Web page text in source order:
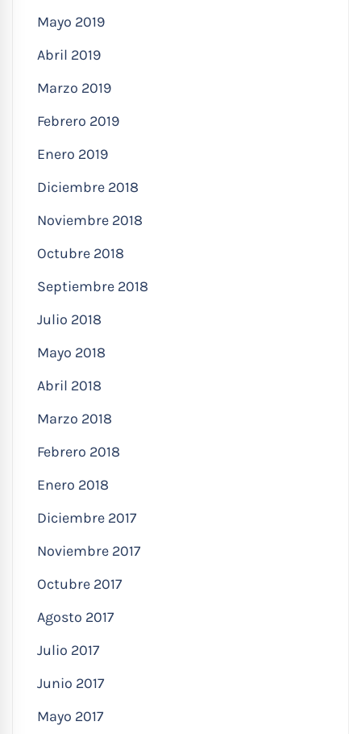
Mayo 2019
Abril 2019
Marzo 2019
Febrero 2019
Enero 2019
Diciembre 2018
Noviembre 2018
Octubre 2018
Septiembre 2018
Julio 2018
Mayo 2018
Abril 2018
Marzo 2018
Febrero 2018
Enero 2018
Diciembre 2017
Noviembre 2017
Octubre 2017
Agosto 2017
Julio 2017
Junio 2017
Mayo 2017